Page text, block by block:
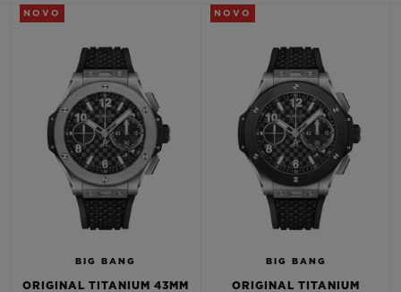
NOVO
BIG BANG
ORIGINAL TITANIUM 43MM
NOVO
BIG BANG
ORIGINAL TITANIUM
SERVIÇIOS EXCLUSIVOS
GARANTIA 5+5
HUBLOTISTA E GARANTIA ESTENDIDA